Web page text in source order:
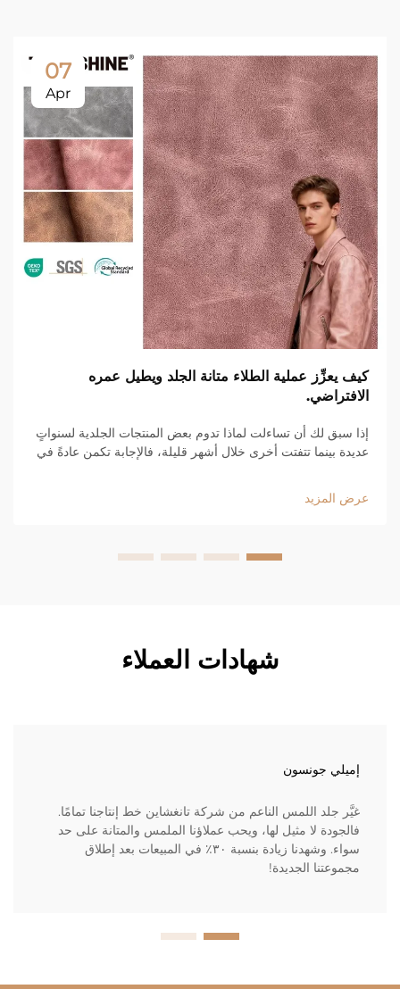
07
Apr
كيف يعزِّز عملية الطلاء متانة الجلد ويطيل عمره
الافتراضي.
إذا سبق لك أن تساءلت لماذا تدوم بعض المنتجات الجلدية لسنواتٍ
عديدة بينما تتفتت أخرى خلال أشهر قليلة، فالإجابة تكمن عادةً في
مرئي. وهي تتحمّل جميع الإجهادات اليومية والأضرار التي تتعرّض
لها المادة الجلدية...
عرض المزيد
شهادات العملاء
إميلي جونسون
غيَّر جلد اللمس الناعم من شركة تانغشاين خط إنتاجنا تمامًا.
فالجودة لا مثيل لها، ويحب عملاؤنا الملمس والمتانة على حد
سواء. وشهدنا زيادة بنسبة ٣٠٪ في المبيعات بعد إطلاق
مجموعتنا الجديدة!